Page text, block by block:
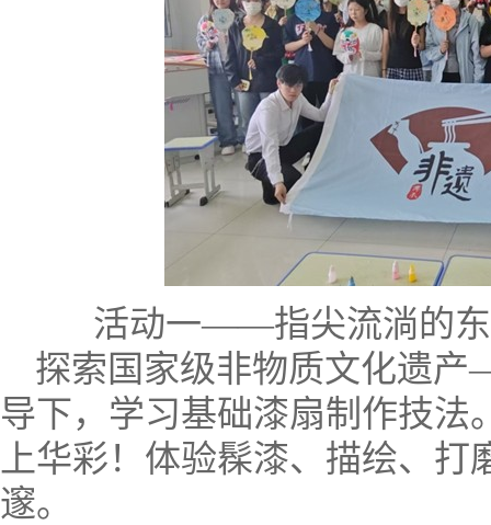
活动一——指尖流淌的
探索国家级非物质文化遗
导下，学习基础漆扇制作技法
上华彩！体验髹漆、描绘、
邃。